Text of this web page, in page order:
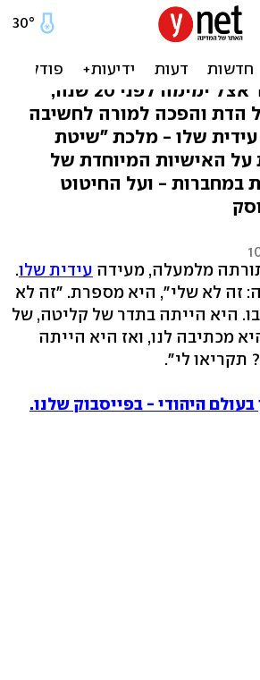
לא מפסיק
היא החלה ללמוד אצל ימימה לפני 20 שנה,
הדת והפכה למורה לחשיבה
שלו - מלכת "שיטת
האישיות המיוחדת של
במחברות - ועל החיטוט
מלמעלה, מעידה עידית שלו.
זה לא שלי", היא מספרת. "זה לא
היא הייתה בתדר של קליטה, של
מכתיבה לנו, ואז היא הייתה
תקריאו לי".
היהודי - בפייסבוק שלנו.